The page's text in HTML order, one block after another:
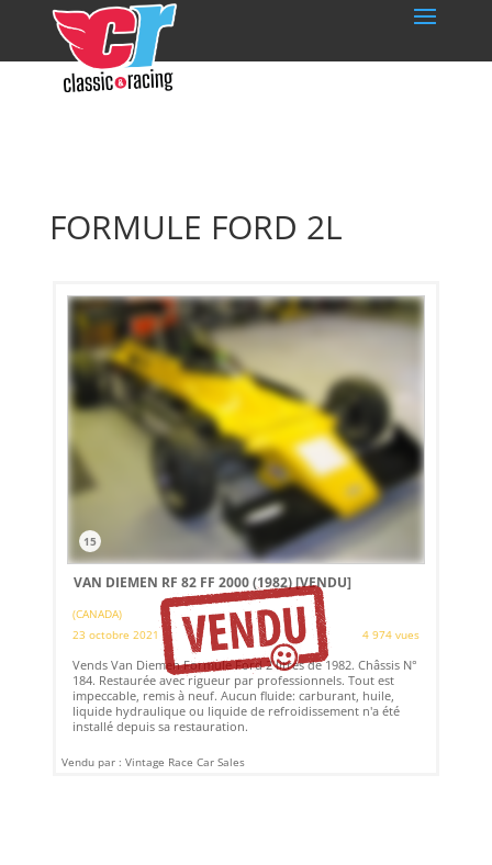
FORMULE FORD 2L
15
VAN DIEMEN RF 82 FF 2000 (1982)[VENDU]
(CANADA)
23 octobre 2021
4 974 vues
Vends Van Diemen Formule Ford 2 litres de 1982. Châssis N°
184. Restaurée avec rigueur par professionnels. Tout est
impeccable, remis à neuf. Aucun fluide: carburant, huile,
liquide hydraulique ou liquide de refroidissement n'a été
installé depuis sa restauration.
Vendu par : Vintage Race Car Sales